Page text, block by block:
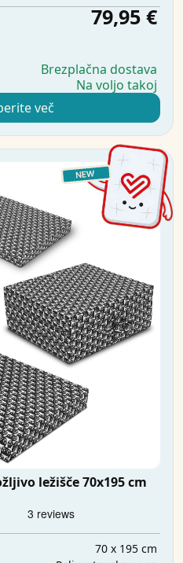
79,95 €
Brezplačna dostava
Na voljo takoj
več
ležišče 70x195 cm
70 x 195 cm